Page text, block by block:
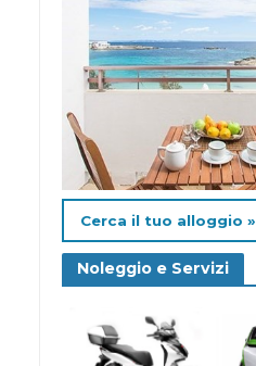
Cerca il tuo alloggio »
Noleggio e Servizi